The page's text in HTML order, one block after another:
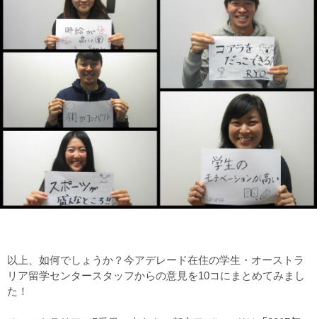
以上、如何でしょうか？今アデレード在住の学生・オーストラ
リア留学センタースタッフからの意見を10コにまとめてみまし
た！